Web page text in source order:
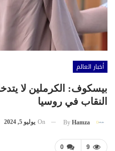
أخبار العالم
بيسكوف: الكرملين لا
النقاب في روسيا
By Hamza
On يوليو 5, 2024
0 9